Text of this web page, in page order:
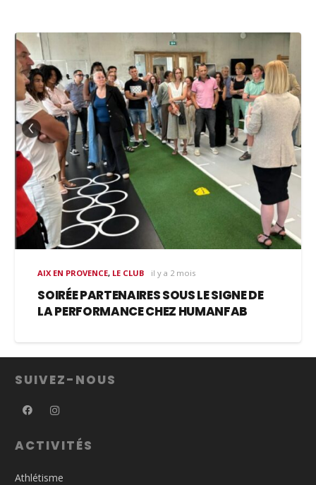
AIX EN PROVENCE, LE CLUB il y a 2 mois
SOIRÉE PARTENAIRES SOUS LE SIGNE DE
LA PERFORMANCE CHEZ HUMANFAB
SUIVEZ-NOUS
ACTIVITÉS
Athlétisme